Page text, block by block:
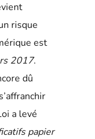
risque
est
2017.
dû
a levé
papier